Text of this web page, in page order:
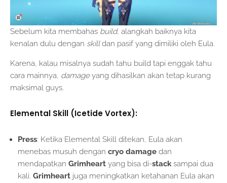
Sebelum kita membahas build, alangkah baiknya kita
kenalan dulu dengan skilldan pasif yang dimiliki oleh Eula.
Karena, kalau misalnya sudah tahu build tapi enggak tahu
cara mainnya, damageyang dihasilkan akan tetap kurang
maksimal guys.
Elemental Skill (Icetide Vortex):
Press: Ketika Elemental Skill ditekan, Eula akan
menebas musuh dengan cryo damage dan
mendapatkan Grimheart yang bisa di-stacksampai dua
kali. Grimheart juga meningkatkan ketahanan Eula akan